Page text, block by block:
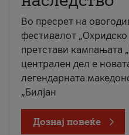
Во пресрет на
фестивалот „Охридско
претстави кампањата
централен дел е
легендарната
„Билјан
Дознај повеќе